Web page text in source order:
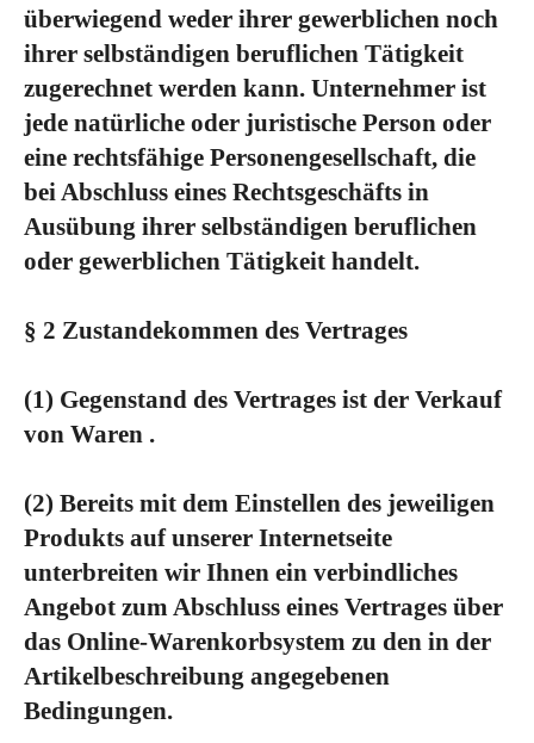
überwiegend weder ihrer gewerblichen noch
ihrer selbständigen beruflichen Tätigkeit
zugerechnet werden kann. Unternehmer ist
jede natürliche oder juristische Person oder
eine rechtsfähige Personengesellschaft, die
bei Abschluss eines Rechtsgeschäfts in
Ausübung ihrer selbständigen beruflichen
oder gewerblichen Tätigkeit handelt.
§ 2 Zustandekommen des Vertrages
(1) Gegenstand des Vertrages ist der Verkauf
von Waren .
(2) Bereits mit dem Einstellen des jeweiligen
Produkts auf unserer Internetseite
unterbreiten wir Ihnen ein verbindliches
Angebot zum Abschluss eines Vertrages über
das Online-Warenkorbsystem zu den in der
Artikelbeschreibung angegebenen
Bedingungen.